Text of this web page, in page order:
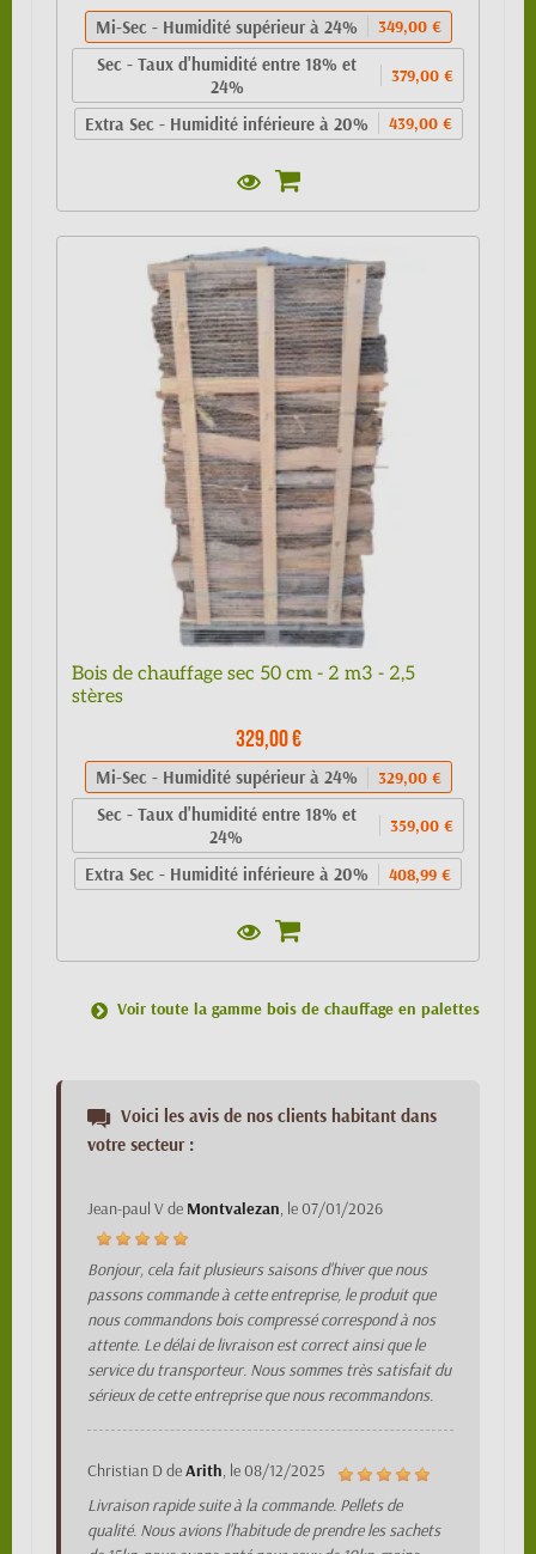
Mi-Sec - Humidité supérieur à 24% 349,00 €
Sec - Taux d'humidité entre 18% et
24%
379,00 €
Extra Sec - Humidité inférieure à 20% 439,00 €
Bois de chauffage sec 50 cm - 2 m3 - 2,5
stères
329,00 €
Mi-Sec - Humidité supérieur à 24% 329,00 €
Sec - Taux d'humidité entre 18% et
24%
359,00 €
Extra Sec - Humidité inférieure à 20% 408,99 €
Voir toute la gamme bois de chauffage en palettes
Voici les avis de nos clients habitant dans
votre secteur :
Jean-paul Vde Montvalezan, le07/01/2026
Bonjour, cela fait plusieurs saisons d'hiver que nous
passons commande à cette entreprise, le produit que
nous commandons bois compressé correspond à nos
attente. Le délai de livraison est correct ainsi que le
service du transporteur. Nous sommes très satisfait du
sérieux de cette entreprise que nous recommandons.
Christian DdeArith, le08/12/2025
Livraison rapide suite à la commande. Pellets de
qualité. Nous avions l'habitude de prendre les sachets